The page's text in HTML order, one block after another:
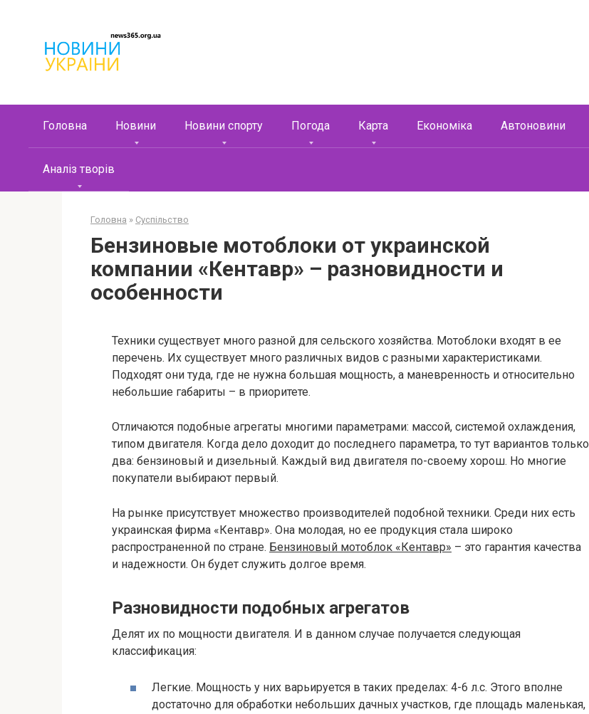
контенту
Головна Новини Новини спорту Погода Карта Економіка Автоновини
Аналіз творів
Головна » Суспільство
Бензиновые мотоблоки от украинской
компании «Кентавр» – разновидности и
особенности
Техники существует много разной для сельского хозяйства. Мотоблоки входят в ее
перечень. Их существует много различных видов с разными характеристиками.
Подходят они туда, где не нужна большая мощность, а маневренность и относительно
небольшие габариты – в приоритете.
Отличаются подобные агрегаты многими параметрами: массой, системой охлаждения,
типом двигателя. Когда дело доходит до последнего параметра, то тут вариантов только
два: бензиновый и дизельный. Каждый вид двигателя по-своему хорош. Но многие
покупатели выбирают первый.
На рынке присутствует множество производителей подобной техники. Среди них есть
украинская фирма «Кентавр». Она молодая, но ее продукция стала широко
распространенной по стране. Бензиновый мотоблок «Кентавр» – это гарантия качества
и надежности. Он будет служить долгое время.
Разновидности подобных агрегатов
Делят их по мощности двигателя. И в данном случае получается следующая
классификация:
Легкие. Мощность у них варьируется в таких пределах: 4-6 л.с. Этого вполне
достаточно для обработки небольших дачных участков, где площадь маленькая,